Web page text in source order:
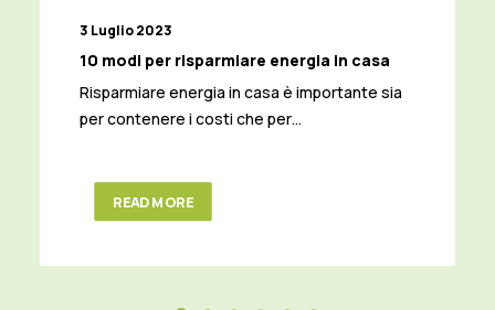
3 Luglio 2023
10 modi per risparmiare energia in casa
Risparmiare energia in casa è importante sia
per contenere i costi che per…
READ MORE